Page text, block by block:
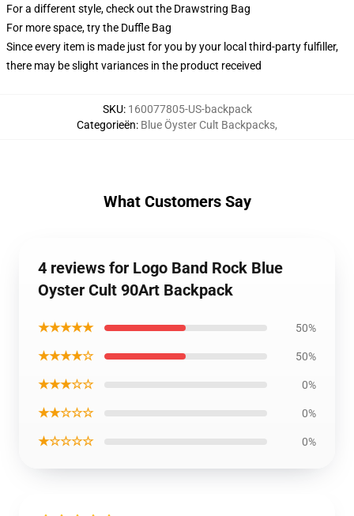
For a different style, check out the Drawstring Bag
For more space, try the Duffle Bag
Since every item is made just for you by your local third-party fulfiller,
there may be slight variances in the product received
SKU: 160077805-US-backpack
Categorieën: Blue Öyster Cult Backpacks,
What Customers Say
4 reviews for Logo Band Rock Blue
Oyster Cult 90Art Backpack
★★★★★ 50%
★★★★☆ 50%
★★★☆☆ 0%
★★☆☆☆ 0%
★☆☆☆☆ 0%